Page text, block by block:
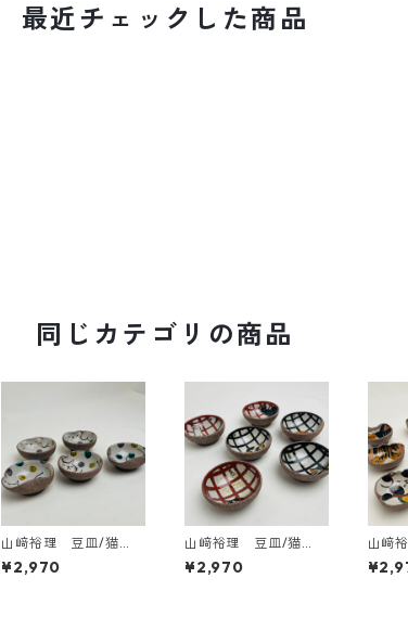
最近チェックした商品
同じカテゴリの商品
山﨑裕理 豆皿/猫
楽・渦巻きドット柄
¥2,970
山﨑裕理 豆皿/猫
楽・格子柄
¥2,970
山﨑
楽・